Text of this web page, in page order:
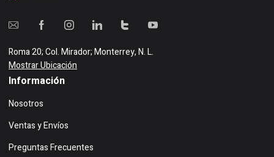
Roma 20; Col. Mirador; Monterrey, N. L.
Mostrar Ubicación
Información
Nosotros
Ventas y Envíos
Preguntas Frecuentes